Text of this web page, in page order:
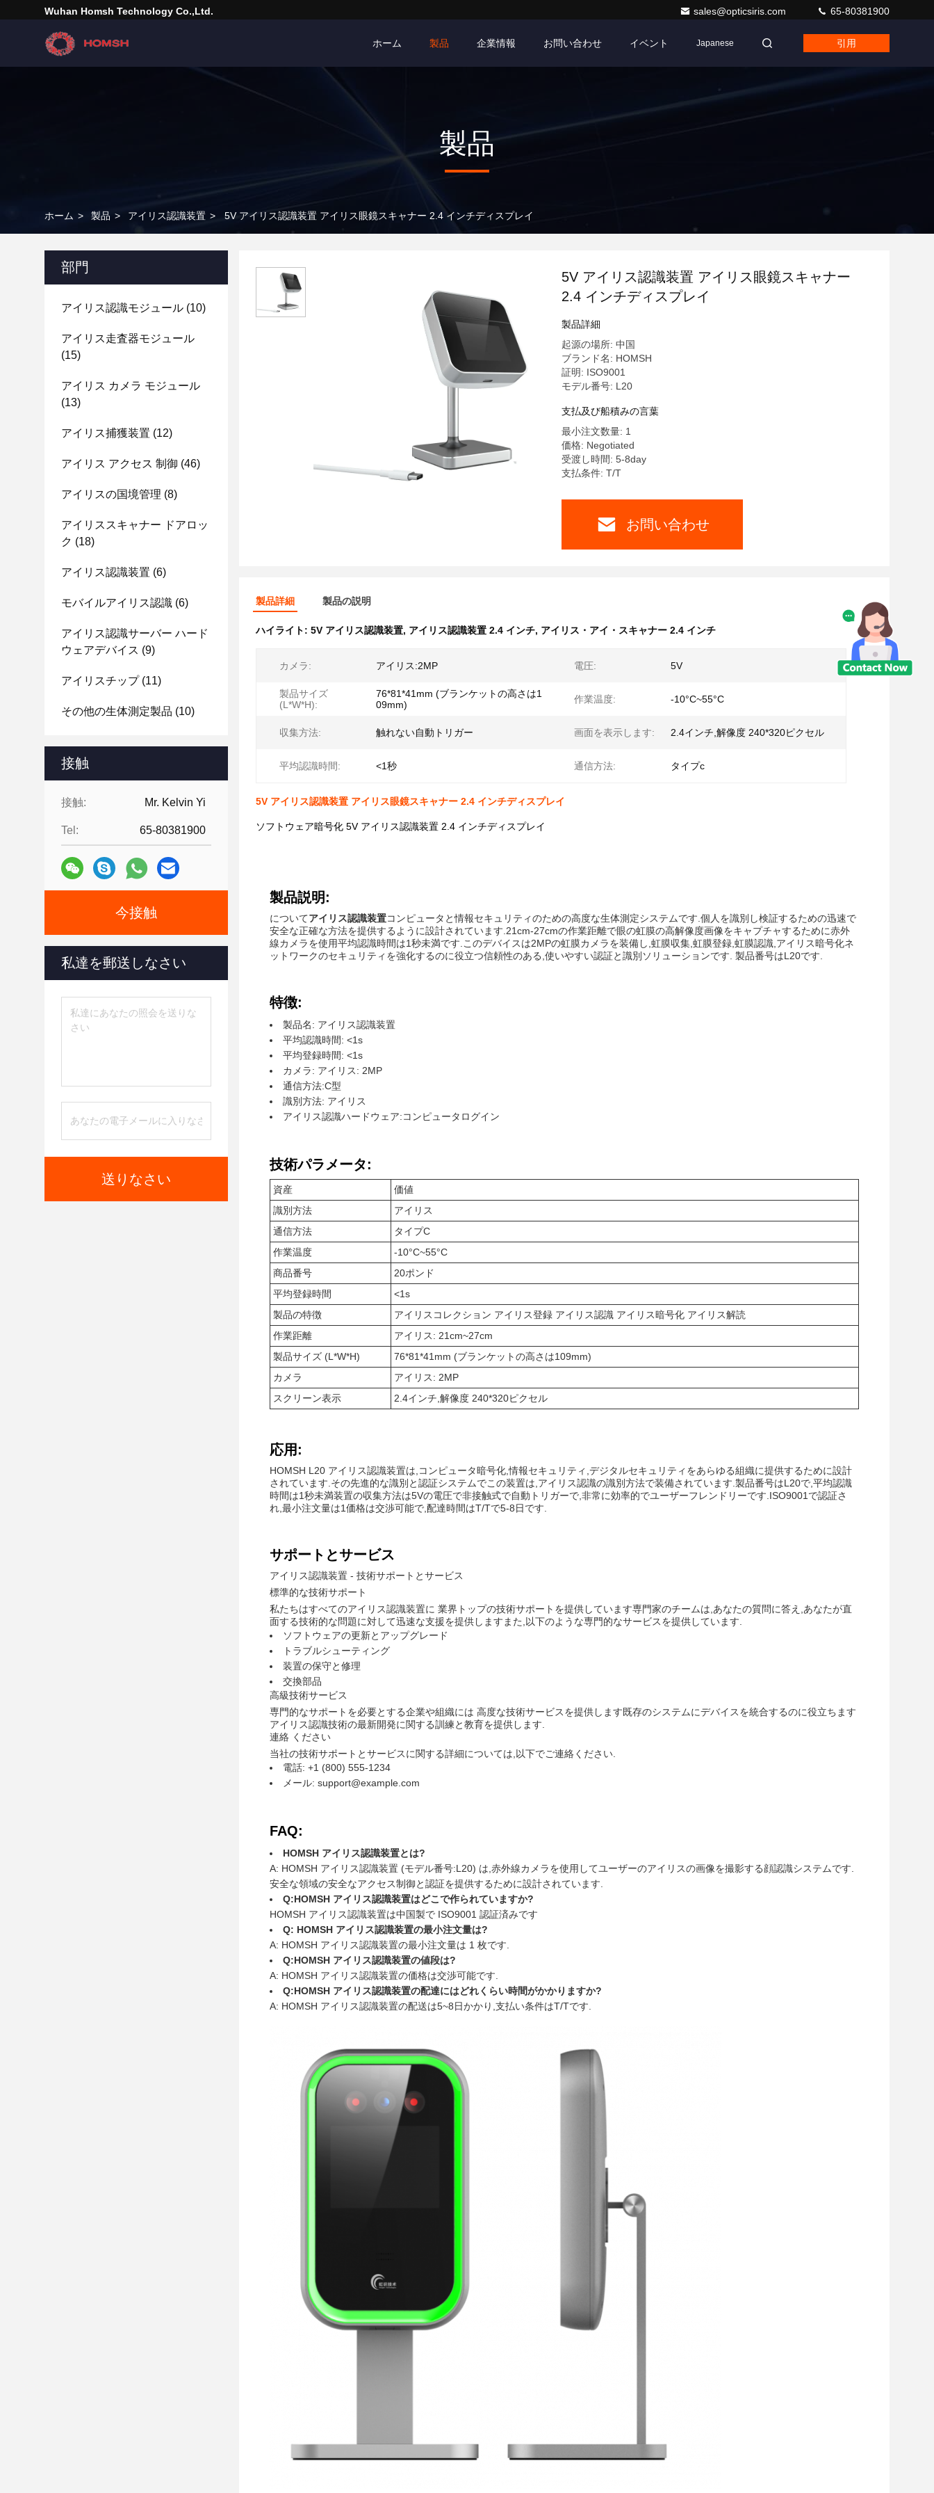
Wuhan Homsh Technology Co.,Ltd. sales@opticsiris.com 65-80381900
ホーム 製品 企業情報 お問い合わせ イベント Japanese 引用
製品
ホーム > 製品 > アイリス認識装置 > 5V アイリス認識装置 アイリス眼鏡スキャナー 2.4 インチディスプレイ
部門
アイリス認識モジュール (10)
アイリス走査器モジュール
(15)
アイリス カメラ モジュール
(13)
アイリス捕獲装置 (12)
アイリス アクセス 制御 (46)
アイリスの国境管理 (8)
アイリススキャナー ドアロッ
ク (18)
アイリス認識装置 (6)
モバイルアイリス認識 (6)
アイリス認識サーバー ハード
ウェアデバイス (9)
アイリスチップ(11)
その他の生体測定製品 (10)
接触
接触: Mr. Kelvin Yi
Tel: 65-80381900
今接触
私達を郵送しなさい
送りなさい
5V アイリス認識装置 アイリス眼鏡スキャナー
2.4 インチディスプレイ
製品詳細
起源の場所: 中国
ブランド名: HOMSH
証明: ISO9001
モデル番号: L20
支払及び船積みの言葉
最小注文数量: 1
価格: Negotiated
受渡し時間: 5-8day
支払条件: T/T
お問い合わせ
製品詳細 製品の説明
ハイライト: 5V アイリス認識装置, アイリス認識装置 2.4 インチ, アイリス・アイ・スキャナー 2.4 インチ
カメラ: アイリス:2MP 電圧: 5V
製品サイズ
(L*W*H):
76*81*41mm (ブランケットの高さは1
09mm)
作業温度: -10°C~55°C
収集方法: 触れない自動トリガー 画面を表示します: 2.4インチ,解像度 240*320ピクセル
平均認識時間: <1秒 通信方法: タイプc
5V アイリス認識装置 アイリス眼鏡スキャナー 2.4 インチディスプレイ
ソフトウェア暗号化 5V アイリス認識装置 2.4 インチディスプレイ
製品説明:
についてアイリス認識装置コンピュータと情報セキュリティのための高度な生体測定システムです.個人を識別し検証するための迅速で
安全な正確な方法を提供するように設計されています.21cm-27cmの作業距離で眼の虹膜の高解像度画像をキャプチャするために赤外
線カメラを使用平均認識時間は1秒未満です.このデバイスは2MPの虹膜カメラを装備し,虹膜収集,虹膜登録,虹膜認識,アイリス暗号化ネ
ットワークのセキュリティを強化するのに役立つ信頼性のある,使いやすい認証と識別ソリューションです. 製品番号はL20です.
特徴:
製品名: アイリス認識装置
平均認識時間: <1s
平均登録時間: <1s
カメラ: アイリス: 2MP
通信方法:C型
識別方法: アイリス
アイリス認識ハードウェア:コンピュータログイン
技術パラメータ:
資産
価値
識別方法
アイリス
通信方法
タイプC
作業温度
-10°C~55°C
商品番号
20ポンド
平均登録時間
<1s
製品の特徴
アイリスコレクション アイリス登録 アイリス認識 アイリス暗号化 アイリス解読
作業距離
アイリス: 21cm~27cm
製品サイズ (L*W*H)
76*81*41mm (ブランケットの高さは109mm)
カメラ
アイリス: 2MP
スクリーン表示
2.4インチ,解像度 240*320ピクセル
応用:
HOMSH L20 アイリス認識装置は,コンピュータ暗号化,情報セキュリティ,デジタルセキュリティをあらゆる組織に提供するために設計
されています.その先進的な識別と認証システムでこの装置は,アイリス認識の識別方法で装備されています.製品番号はL20で,平均認識
時間は1秒未満装置の収集方法は5Vの電圧で非接触式で自動トリガーで,非常に効率的でユーザーフレンドリーです.ISO9001で認証さ
れ,最小注文量は1価格は交渉可能で,配達時間はT/Tで5-8日です.
サポートとサービス
アイリス認識装置 - 技術サポートとサービス
標準的な技術サポート
私たちはすべてのアイリス認識装置に 業界トップの技術サポートを提供しています専門家のチームは,あなたの質問に答え,あなたが直
面する技術的な問題に対して迅速な支援を提供しますまた,以下のような専門的なサービスを提供しています.
ソフトウェアの更新とアップグレード
トラブルシューティング
装置の保守と修理
交換部品
高級技術サービス
専門的なサポートを必要とする企業や組織には 高度な技術サービスを提供します既存のシステムにデバイスを統合するのに役立ちます
アイリス認識技術の最新開発に関する訓練と教育を提供します.
連絡 ください
当社の技術サポートとサービスに関する詳細については,以下でご連絡ください.
電話: +1 (800) 555-1234
メール: support@example.com
FAQ:
HOMSH アイリス認識装置とは?
A: HOMSH アイリス認識装置 (モデル番号:L20) は,赤外線カメラを使用してユーザーのアイリスの画像を撮影する顔認識システムです.
安全な領域の安全なアクセス制御と認証を提供するために設計されています.
Q:HOMSH アイリス認識装置はどこで作られていますか?
HOMSH アイリス認識装置は中国製で ISO9001 認証済みです
Q: HOMSH アイリス認識装置の最小注文量は?
A: HOMSH アイリス認識装置の最小注文量は 1 枚です.
Q:HOMSH アイリス認識装置の値段は?
A: HOMSH アイリス認識装置の価格は交渉可能です.
Q:HOMSH アイリス認識装置の配達にはどれくらい時間がかかりますか?
A: HOMSH アイリス認識装置の配送は5~8日かかり,支払い条件はT/Tです.